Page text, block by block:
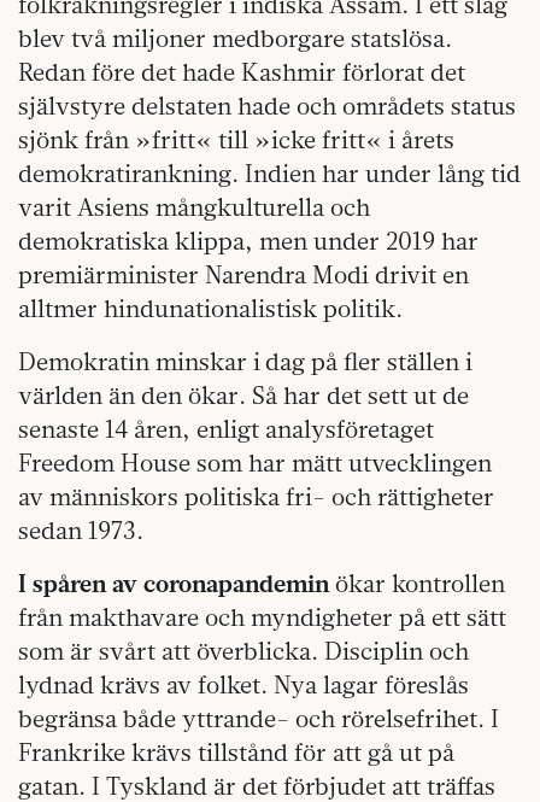
blev två miljoner medborgare statslösa.
Redan före det hade Kashmir förlorat det
självstyre delstaten hade och områdets status
sjönk från »fritt« till »icke fritt« i årets
demokratirankning. Indien har under lång tid
varit Asiens mångkulturella och
demokratiska klippa, men under 2019 har
premiärminister Narendra Modi drivit en
alltmer hindunationalistisk politik.
Demokratin minskar i dag på fler ställen i
världen än den ökar. Så har det sett ut de
senaste 14 åren, enligt analysföretaget
Freedom House som har mätt utvecklingen
av människors politiska fri- och rättigheter
sedan 1973.
I spåren av coronapandemin ökar kontrollen
från makthavare och myndigheter på ett sätt
som är svårt att överblicka. Disciplin och
lydnad krävs av folket. Nya lagar föreslås
begränsa både yttrande- och rörelsefrihet. I
Frankrike krävs tillstånd för att gå ut på
gatan. I Tyskland är det förbjudet att träffas